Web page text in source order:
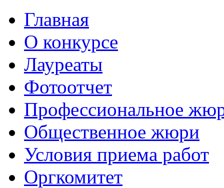
Главная
О конкурсе
Лауреаты
Фотоотчет
Профессиональное
Общественное жюри
Условия приема работ
Оргкомитет